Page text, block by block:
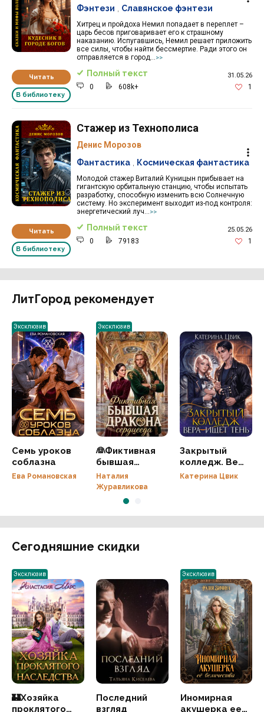
Читать
В библиотеку
Хитрец и пройдоха Немил попадает в переплет –
царь бесов приговаривает его к страшному
наказанию. Испугавшись, Немил решает приложить
все силы, чтобы найти бессмертие. Ради этого он
отправляется в город...
>>
Фэнтези Славянское фэнтези
Полный текст 31.05.26
0 608k+ 1
Читать
В библиотеку
Стажер из Технополиса
Денис Морозов
Молодой стажер Виталий Куницын прибывает на
гигантскую орбитальную станцию, чтобы испытать
разработку, способную изменить всю Солнечную
систему. Но эксперимент выходит из-под контроля:
энергетический луч...
>>
Фантастика Космическая фантастика
Полный текст 25.05.26
0 79183 1
ЛитГород рекомендует
Эксклюзив
Семь уроков
соблазна
Ева Романовская
Эксклюзив
👰Фиктивная
бывшая
дракона-
сердцееда
Наталия
Журавликова
Закрытый
колледж. Вера
ищет тень
Катерина Цвик
Сегодняшние скидки
Эксклюзив
🏰Хозяйка
проклятого
Последний
взгляд
Эксклюзив
Иномирная
акушерка ее